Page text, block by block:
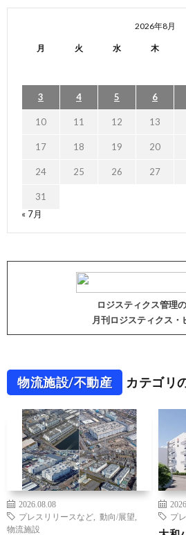
2026年8月
月 火 水 木
3 4 5 6
10 11 12 13
17 18 19 20
24 25 26 27
31
« 7月
ロジスティクス管理
月刊ロジスティクス・
物流施設/不動産 カテゴリ
2026.08.08
プレスリリースなど
動向/展望
物流施設
プ